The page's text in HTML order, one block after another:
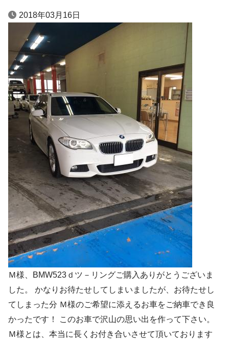
2018年03月16日
Ｍ様、BMW523ｄツ－リングご購入ありがとうございま
した。 かなりお待たせしてしまいましたが、お待たせし
てしまった分 Ｍ様のご希望に添えるお車をご納車でき良
かったです！ このお車で沢山の思い出を作って下さい。
Ｍ様とは、本当に長くお付き合いさせて頂いております